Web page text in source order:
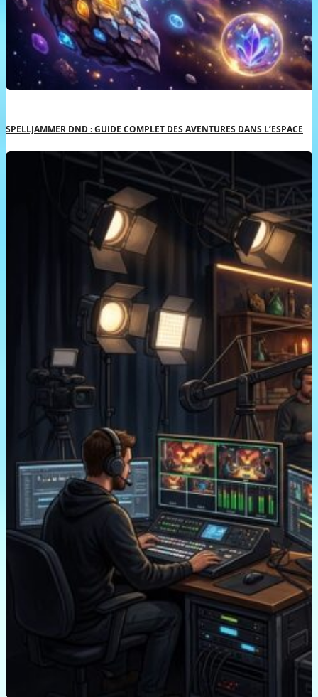
SPELLJAMMER DND : GUIDE COMPLET DES AVENTURES DANS L’ESPACE